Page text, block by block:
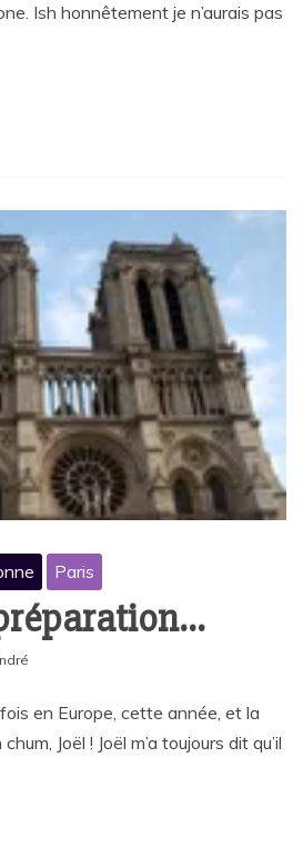
Ish honnêtement je n’aurais pas
Paris
en Europe, cette année, et la
Joël ! Joël m’a toujours dit qu’il